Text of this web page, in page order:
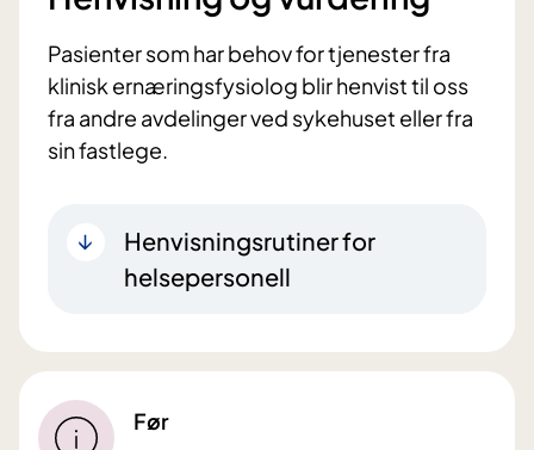
Pasienter som har behov for tjenester fra
klinisk ernæringsfysiolog blir henvist til oss
fra andre avdelinger ved sykehuset eller fra
sin fastlege.
Henvisningsrutiner for
helsepersonell
Før